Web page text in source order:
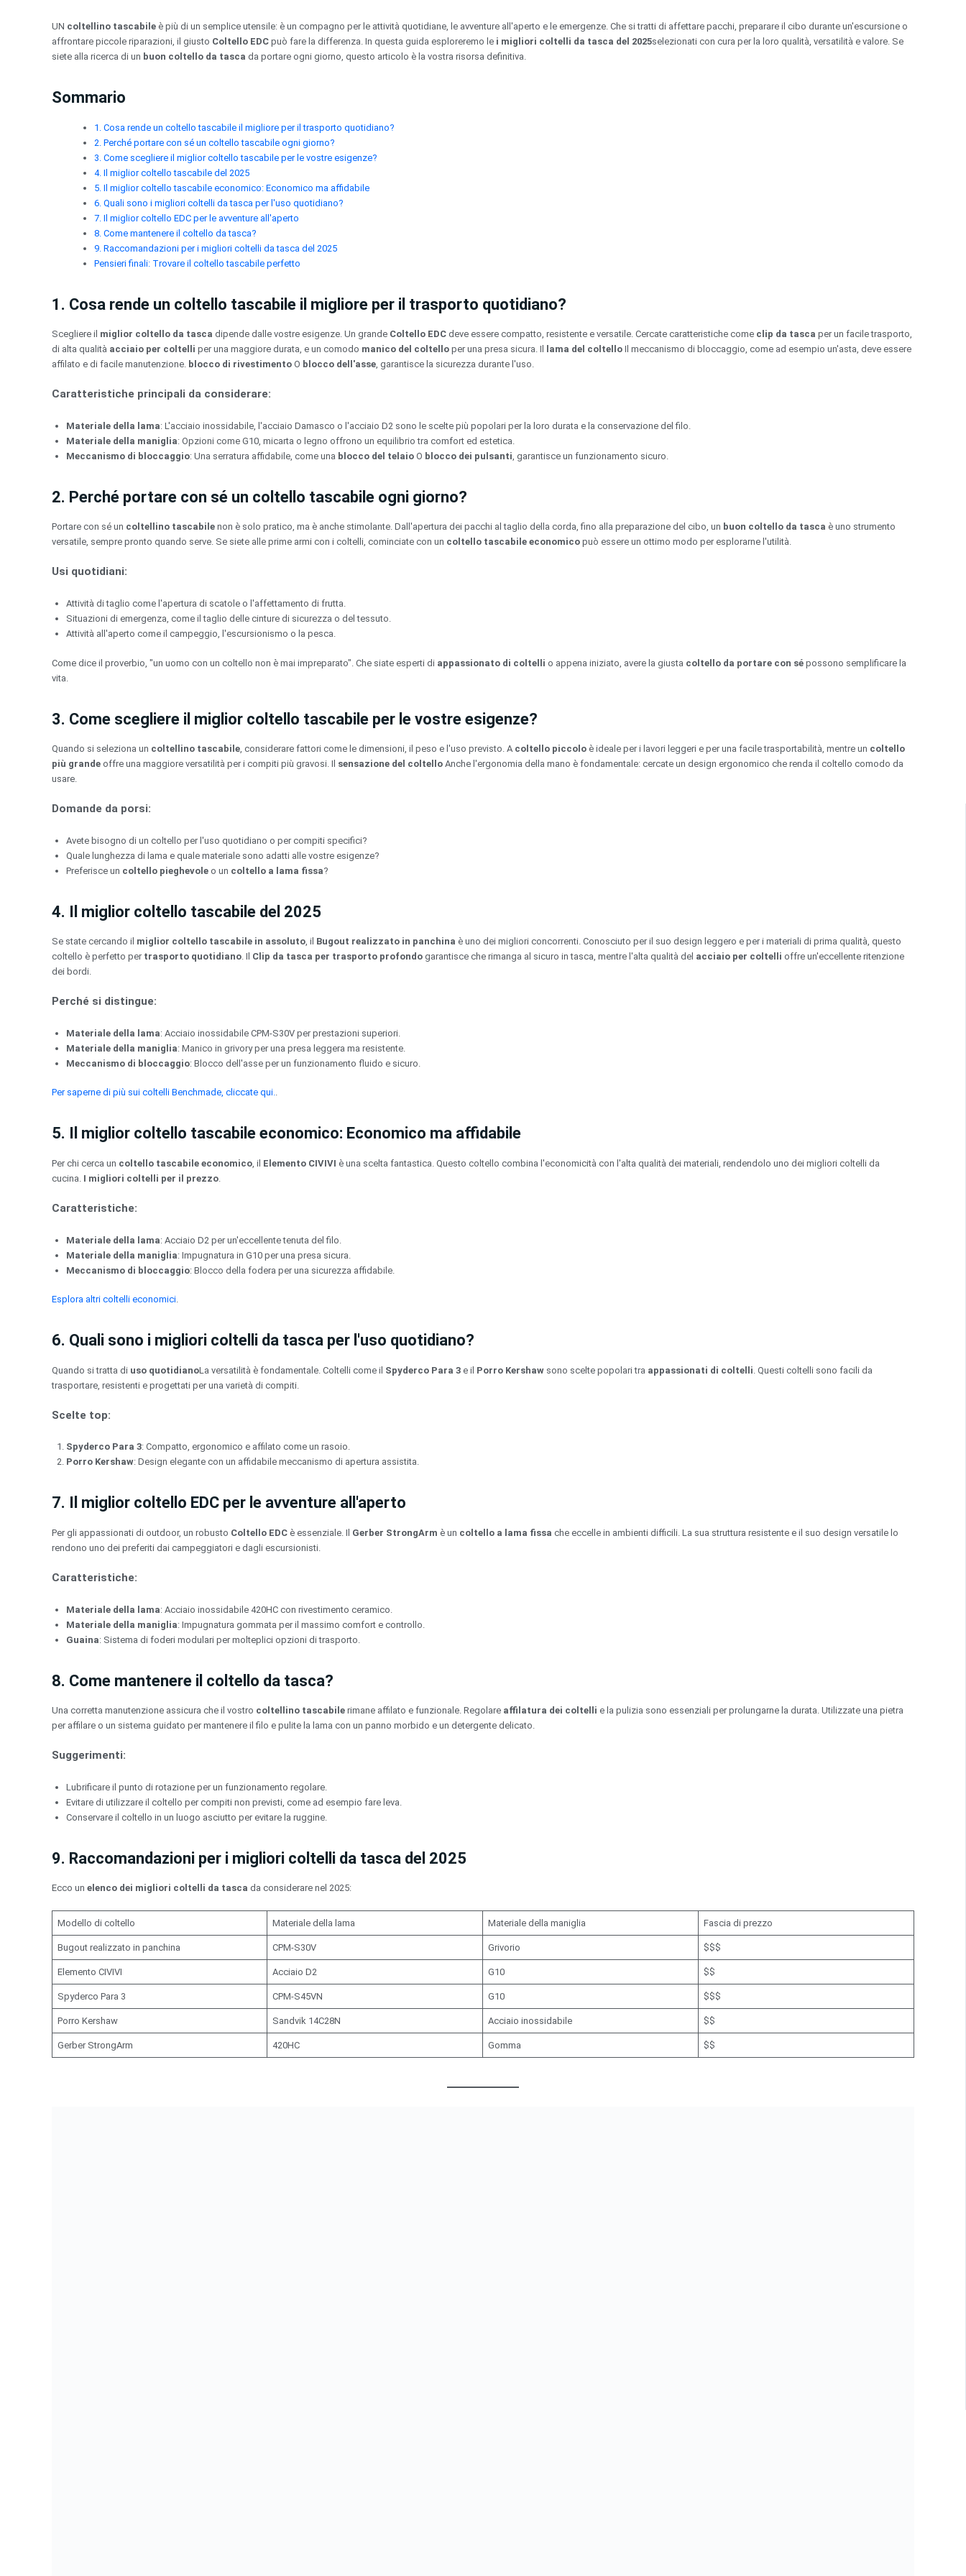
UN coltellino tascabile è più di un semplice utensile: è un compagno per le attività quotidiane, le avventure all'aperto e le emergenze. Che si tratti di affettare pacchi, preparare il cibo durante un'escursione o
affrontare piccole riparazioni, il giusto Coltello EDC può fare la differenza. In questa guida esploreremo le i migliori coltelli da tasca del 2025selezionati con cura per la loro qualità, versatilità e valore. Se
siete alla ricerca di un buon coltello da tasca da portare ogni giorno, questo articolo è la vostra risorsa definitiva.
Sommario
1. Cosa rende un coltello tascabile il migliore per il trasporto quotidiano?
2. Perché portare con sé un coltello tascabile ogni giorno?
3. Come scegliere il miglior coltello tascabile per le vostre esigenze?
4. Il miglior coltello tascabile del 2025
5. Il miglior coltello tascabile economico: Economico ma affidabile
6. Quali sono i migliori coltelli da tasca per l'uso quotidiano?
7. Il miglior coltello EDC per le avventure all'aperto
8. Come mantenere il coltello da tasca?
9. Raccomandazioni per i migliori coltelli da tasca del 2025
Pensieri finali: Trovare il coltello tascabile perfetto
1. Cosa rende un coltello tascabile il migliore per il trasporto quotidiano?
Scegliere il miglior coltello da tasca dipende dalle vostre esigenze. Un grande Coltello EDC deve essere compatto, resistente e versatile. Cercate caratteristiche come clip da tasca per un facile trasporto,
di alta qualità acciaio per coltelli per una maggiore durata, e un comodo manico del coltello per una presa sicura. Il lama del coltello Il meccanismo di bloccaggio, come ad esempio un'asta, deve essere
affilato e di facile manutenzione. blocco di rivestimento O blocco dell'asse, garantisce la sicurezza durante l'uso.
Caratteristiche principali da considerare:
Materiale della lama: L'acciaio inossidabile, l'acciaio Damasco o l'acciaio D2 sono le scelte più popolari per la loro durata e la conservazione del filo.
Materiale della maniglia: Opzioni come G10, micarta o legno offrono un equilibrio tra comfort ed estetica.
Meccanismo di bloccaggio: Una serratura affidabile, come una blocco del telaio O blocco dei pulsanti , garantisce un funzionamento sicuro.
2. Perché portare con sé un coltello tascabile ogni giorno?
Portare con sé un coltellino tascabile non è solo pratico, ma è anche stimolante. Dall'apertura dei pacchi al taglio della corda, fino alla preparazione del cibo, un buon coltello da tasca è uno strumento
versatile, sempre pronto quando serve. Se siete alle prime armi con i coltelli, cominciate con un coltello tascabile economico può essere un ottimo modo per esplorarne l'utilità.
Usi quotidiani:
Attività di taglio come l'apertura di scatole o l'affettamento di frutta.
Situazioni di emergenza, come il taglio delle cinture di sicurezza o del tessuto.
Attività all'aperto come il campeggio, l'escursionismo o la pesca.
Come dice il proverbio, "un uomo con un coltello non è mai impreparato". Che siate esperti di appassionato di coltelli o appena iniziato, avere la giusta coltello da portare con sé possono semplificare la
vita.
3. Come scegliere il miglior coltello tascabile per le vostre esigenze?
Quando si seleziona un coltellino tascabile, considerare fattori come le dimensioni, il peso e l'uso previsto. A coltello piccolo è ideale per i lavori leggeri e per una facile trasportabilità, mentre un coltello
più grande offre una maggiore versatilità per i compiti più gravosi. Il sensazione del coltello Anche l'ergonomia della mano è fondamentale: cercate un design ergonomico che renda il coltello comodo da
usare.
Domande da porsi:
Avete bisogno di un coltello per l'uso quotidiano o per compiti specifici?
Quale lunghezza di lama e quale materiale sono adatti alle vostre esigenze?
Preferisce un coltello pieghevole o un coltello a lama fissa?
4. Il miglior coltello tascabile del 2025
Se state cercando il miglior coltello tascabile in assoluto, il Bugout realizzato in panchina è uno dei migliori concorrenti. Conosciuto per il suo design leggero e per i materiali di prima qualità, questo
coltello è perfetto per trasporto quotidiano. Il Clip da tasca per trasporto profondo garantisce che rimanga al sicuro in tasca, mentre l'alta qualità del acciaio per coltelli offre un'eccellente ritenzione
dei bordi.
Perché si distingue:
Materiale della lama: Acciaio inossidabile CPM-S30V per prestazioni superiori.
Materiale della maniglia: Manico in grivory per una presa leggera ma resistente.
Meccanismo di bloccaggio: Blocco dell'asse per un funzionamento fluido e sicuro.
Per saperne di più sui coltelli Benchmade, cliccate qui..
5. Il miglior coltello tascabile economico: Economico ma affidabile
Per chi cerca un coltello tascabile economico, il Elemento CIVIVI è una scelta fantastica. Questo coltello combina l'economicità con l'alta qualità dei materiali, rendendolo uno dei migliori coltelli da
cucina. I migliori coltelli per il prezzo.
Caratteristiche:
Materiale della lama: Acciaio D2 per un'eccellente tenuta del filo.
Materiale della maniglia: Impugnatura in G10 per una presa sicura.
Meccanismo di bloccaggio: Blocco della fodera per una sicurezza affidabile.
Esplora altri coltelli economici.
6. Quali sono i migliori coltelli da tasca per l'uso quotidiano?
Quando si tratta di uso quotidianoLa versatilità è fondamentale. Coltelli come il Spyderco Para 3 e il Porro Kershaw sono scelte popolari tra appassionati di coltelli . Questi coltelli sono facili da
trasportare, resistenti e progettati per una varietà di compiti.
Scelte top:
Spyderco Para 3: Compatto, ergonomico e affilato come un rasoio.
Porro Kershaw: Design elegante con un affidabile meccanismo di apertura assistita.
7. Il miglior coltello EDC per le avventure all'aperto
Per gli appassionati di outdoor, un robusto Coltello EDC è essenziale. Il Gerber StrongArm è un coltello a lama fissa che eccelle in ambienti difficili. La sua struttura resistente e il suo design versatile lo
rendono uno dei preferiti dai campeggiatori e dagli escursionisti.
Caratteristiche:
Materiale della lama: Acciaio inossidabile 420HC con rivestimento ceramico.
Materiale della maniglia: Impugnatura gommata per il massimo comfort e controllo.
Guaina: Sistema di foderi modulari per molteplici opzioni di trasporto.
8. Come mantenere il coltello da tasca?
Una corretta manutenzione assicura che il vostro coltellino tascabile rimane affilato e funzionale. Regolare affilatura dei coltelli e la pulizia sono essenziali per prolungarne la durata. Utilizzate una pietra
per affilare o un sistema guidato per mantenere il filo e pulite la lama con un panno morbido e un detergente delicato.
Suggerimenti:
Lubrificare il punto di rotazione per un funzionamento regolare.
Evitare di utilizzare il coltello per compiti non previsti, come ad esempio fare leva.
Conservare il coltello in un luogo asciutto per evitare la ruggine.
9. Raccomandazioni per i migliori coltelli da tasca del 2025
Ecco un elenco dei migliori coltelli da tasca da considerare nel 2025:
Modello di coltello Materiale della lama Materiale della maniglia Fascia di prezzo
Bugout realizzato in panchina CPM-S30V Grivorio $$$
Elemento CIVIVI Acciaio D2 G10 $$
Spyderco Para 3 CPM-S45VN G10 $$$
Porro Kershaw Sandvik 14C28N Acciaio inossidabile $$
Gerber StrongArm 420HC Gomma $$